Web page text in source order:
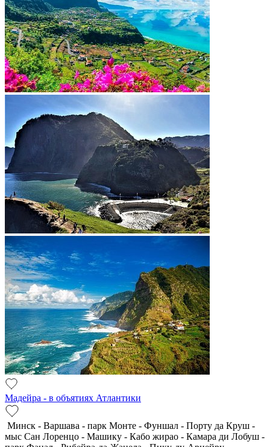
Мадейра - в объятиях Атлантики
Минск - Варшава - парк Монте - Фуншал - Порту да Круш -
мыс Сан Лоренцо - Машику - Кабо жирао - Камара ди Лобуш -